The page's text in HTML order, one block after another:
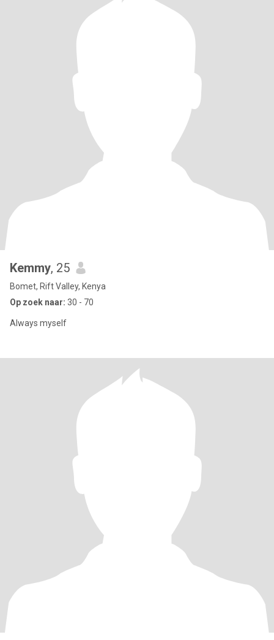
Kemmy, 25
Bomet, Rift Valley, Kenya
Op zoek naar: 30 - 70
Always myself